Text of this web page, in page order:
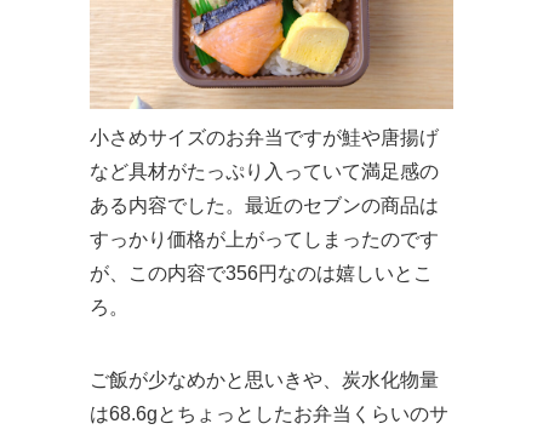
小さめサイズのお弁当ですが鮭や唐揚げ
など具材がたっぷり入っていて満足感の
ある内容でした。最近のセブンの商品は
すっかり価格が上がってしまったのです
が、この内容で356円なのは嬉しいとこ
ろ。
ご飯が少なめかと思いきや、炭水化物量
は68.6gとちょっとしたお弁当くらいのサ